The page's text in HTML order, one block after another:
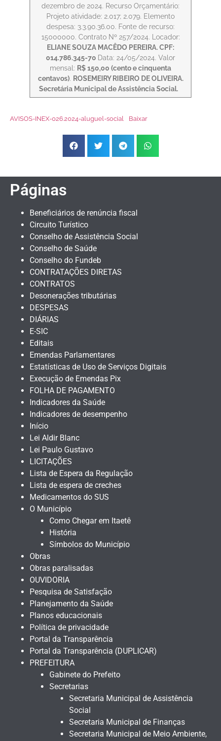
dezembro de 2024. Recurso Orçamentário:
Projeto atividade: 2.017; 2.079. Elemento
despesa: 3.3.90.36.00. Fonte de recurso:
15000000. Contrato Nº 257/2024. Locador:
ELIANE SOUZA MACÊDO PEREIRA. CPF:
014.786.345-70 Data: 24/05/2024. Valor
mensal: R$ 150,00 (cento e cinquenta
centavos). ROSEMEIRY RIBEIRO DE OLIVEIRA.
Secretária Municipal de Assistência Social.
AVISOS-INEX-026.2024-aluguel-social Baixar
Páginas
Beneficiários de renúncia fiscal
Circuito Turístico
Conselho de Assistência Social
Conselho de Saúde
Conselho do Fundeb
CONTRATAÇÕES DIRETAS
CONTRATOS
Desonerações tributárias
DESPESAS
DIÁRIAS
E-SIC
Editais
Emendas Parlamentares
Estatísticas de Uso de Serviços Digitais
Execução de Emendas Pix
FOLHA DE PAGAMENTO
Indicadores da Saúde
Indicadores de desempenho
Início
Lei Aldir Blanc
Lei Paulo Gustavo
LICITAÇÕES
Lista de Espera da Regulação
Lista de espera de creches
Medicamentos do SUS
O Município
Como Chegar em Itaetê
História
Símbolos do Município
Obras
Obras paralisadas
OUVIDORIA
Pesquisa de Satisfação
Planejamento da Saúde
Planos educacionais
Política de privacidade
Portal da Transparência
Portal da Transparência (DUPLICAR)
PREFEITURA
Gabinete do Prefeito
Secretarias
Secretaria Municipal de Assistência
Social
Secretaria Municipal de Finanças
Secretaria Municipal de Meio Ambiente,